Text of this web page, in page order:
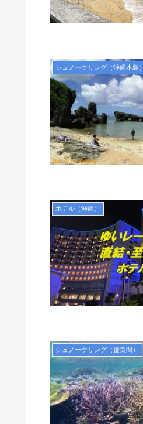
シュノーケリング（沖縄本島）
ホテル（沖縄）
シュノーケリング（慶良間）